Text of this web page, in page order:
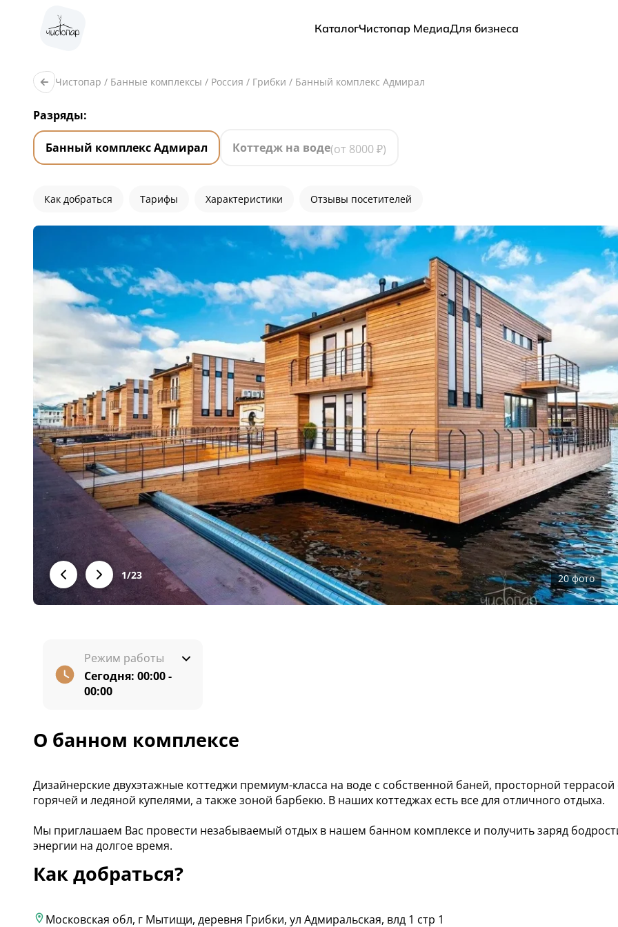
КаталогЧистопар МедиаДля бизнеса
Чистопар / Банные комплексы / Россия / Грибки / Банный комплекс Адмирал
Разряды:
Банный комплекс Адмирал Коттедж на воде(от 8000 ₽)
Как добраться Тарифы Характеристики Отзывы посетителей
1/23 20фото
Режим работы
Сегодня: 00:00 -
00:00
О банном комплексе
Дизайнерские двухэтажные коттеджи премиум-класса на воде с собственной баней, просторной террасой
горячей и ледяной купелями, а также зоной барбекю. В наших коттеджах есть все для отличного отдыха.
Мы приглашаем Вас провести незабываемый отдых в нашем банном комплексе и получить заряд
энергии на долгое время.
Как добраться?
Московская обл, г Мытищи, деревня Грибки, ул Адмиральская, влд 1 стр 1